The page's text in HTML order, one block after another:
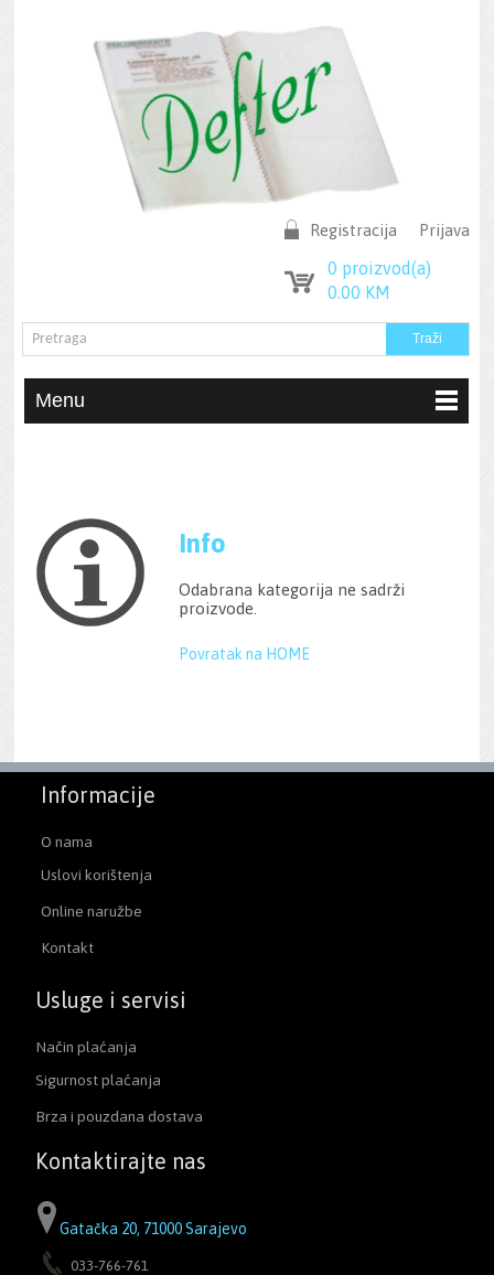
Prijava
Registracija
0 proizvod(a)
0.00 KM
Menu
Info
Odabrana kategorija ne sadrži
proizvode.
Povratak na HOME
Informacije
O nama
Uslovi korištenja
Online naružbe
Kontakt
Usluge i servisi
Način plaćanja
Sigurnost plaćanja
Brza i pouzdana dostava
Kontaktirajte nas
Gatačka 20, 71000 Sarajevo
033-766-761